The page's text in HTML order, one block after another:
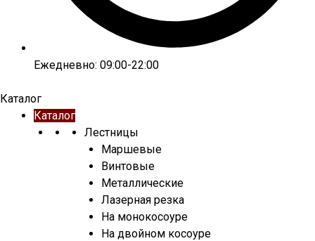
Ежедневно: 09:00-22:00
Каталог
Каталог
Лестницы
Маршевые
Винтовые
Металлические
Лазерная резка
На монокосоуре
На двойном косоуре